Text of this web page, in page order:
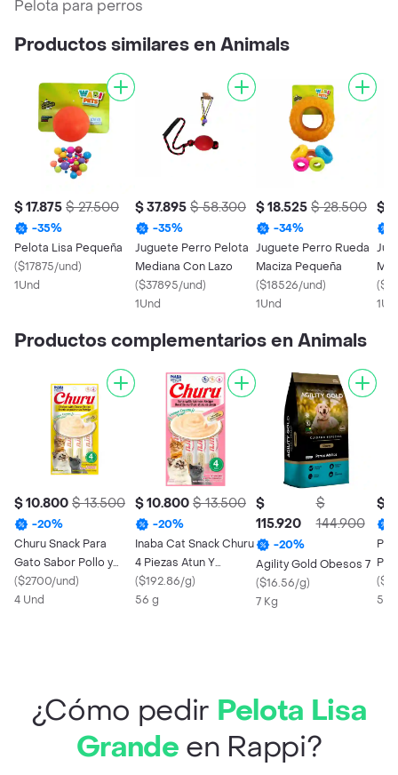
Pelota para perros
Productos similares en Animals
$ 17.875 $ 27.500
-35%
Pelota Lisa Pequeña
($17875/und)
1Und
$ 37.895 $ 58.300
-35%
Juguete Perro Pelota
Mediana Con Lazo
($37895/und)
1Und
$ 18.525 $ 28.500
-34%
Juguete Perro Rueda
Maciza Pequeña
($18526/und)
1Und
$
(
Productos complementarios en Animals
$ 10.800 $ 13.500
-20%
Churu Snack Para
Gato Sabor Pollo y
Queso
($2700/und)
4 Und
$ 10.800 $ 13.500
-20%
Inaba Cat Snack Churu
4 Piezas Atun Y
Salmon 56 Gr
($192.86/g)
56 g
$
115.920
$
144.900
-20%
Agility Gold Obesos 7
($16.56/g)
7 Kg
$
(
¿Cómo pedir Pelota Lisa
Grande en Rappi?